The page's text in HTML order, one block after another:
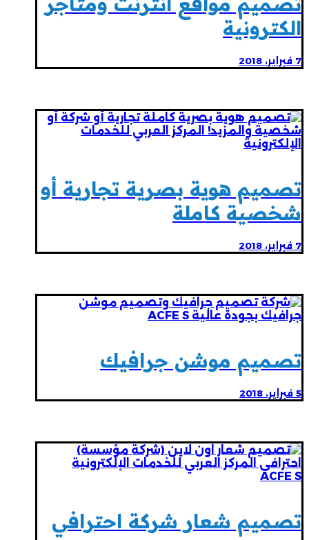
الكترونية
7 فبراير، 2018
تصميم هوية بصرية تجارية أو
شخصية كاملة
7 فبراير، 2018
تصميم موشن جرافيك
5 فبراير، 2018
تصميم شعار شركة احترافي